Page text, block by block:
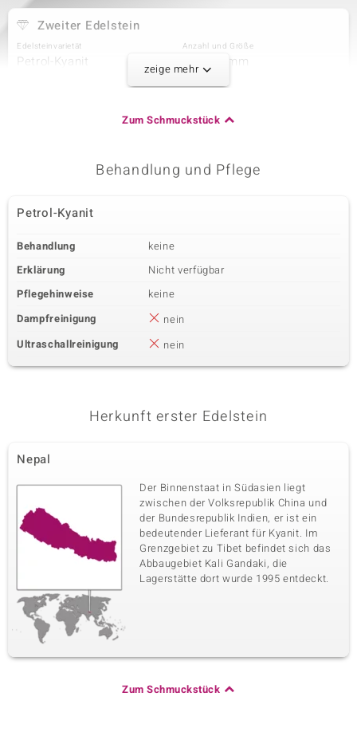
Zweiter Edelstein
Edelsteinvarietät
Petrol-Kyanit
Anzahl und Größe
6 à 4x3 mm
Herkunft
Zirkon
0,117 ct
Fassung
Pavéfassung
Herkunft
zeige mehr
Zum Schmuckstück
Behandlung und Pflege
Petrol-Kyanit
Behandlung
keine
Erklärung
Nicht verfügbar
Pflegehinweise
keine
Dampfreinigung
nein
Ultraschallreinigung
nein
Herkunft erster Edelstein
Nepal
Der Binnenstaat in Südasien liegt
zwischen der Volksrepublik China und
der Bundesrepublik Indien, er ist ein
bedeutender Lieferant für Kyanit. Im
Grenzgebiet zu Tibet befindet sich das
Abbaugebiet Kali Gandaki, die
Lagerstätte dort wurde 1995 entdeckt.
Zum Schmuckstück